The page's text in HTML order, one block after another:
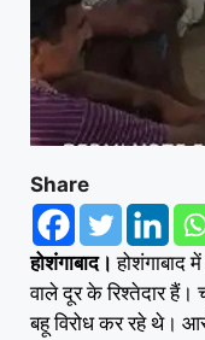
Share
होशंगाबाद। होशंगाबाद
वाले दूर के रिश्तेदार
बहू विरोध कर रहे थे।